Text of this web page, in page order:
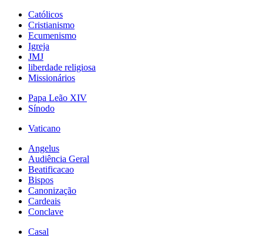
Católicos
Cristianismo
Ecumenismo
Igreja
JMJ
liberdade religiosa
Missionários
Papa Leão XIV
Sínodo
Vaticano
Angelus
Audiência Geral
Beatificacao
Bispos
Canonização
Cardeais
Conclave
Casal